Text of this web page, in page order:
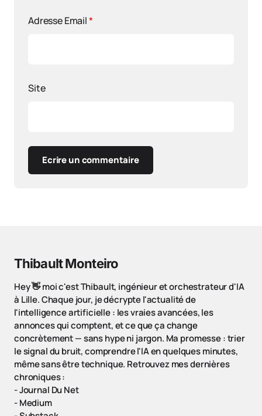
Adresse Email*
Site
Ecrire un commentaire
Thibault Monteiro
Hey 👋 moi c'est Thibault, ingénieur et orchestrateur d'IA
à Lille. Chaque jour, je décrypte l'actualité de
l'intelligence artificielle : les vraies avancées, les
annonces qui comptent, et ce que ça change
concrètement — sans hype ni jargon. Ma promesse : trier
le signal du bruit, comprendre l'IA en quelques minutes,
même sans être technique. Retrouvez mes dernières
chroniques :
-Journal Du Net
-Medium